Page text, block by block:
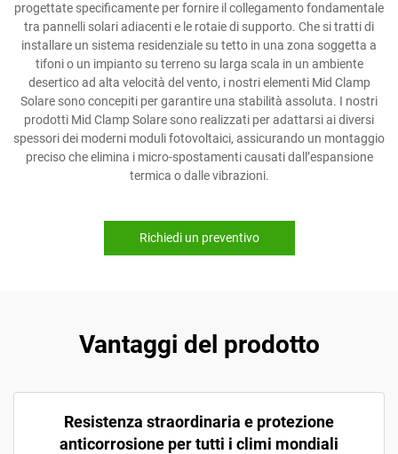
progettate specificamente per fornire il collegamento fondamentale
tra pannelli solari adiacenti e le rotaie di supporto. Che si tratti di
installare un sistema residenziale su tetto in una zona soggetta a
tifoni o un impianto su terreno su larga scala in un ambiente
desertico ad alta velocità del vento, i nostri elementi Mid Clamp
Solare sono concepiti per garantire una stabilità assoluta. I nostri
prodotti Mid Clamp Solare sono realizzati per adattarsi ai diversi
spessori dei moderni moduli fotovoltaici, assicurando un montaggio
preciso che elimina i micro-spostamenti causati dall’espansione
termica o dalle vibrazioni.
Richiedi un preventivo
Vantaggi del prodotto
Resistenza straordinaria e protezione
anticorrosione per tutti i climi mondiali